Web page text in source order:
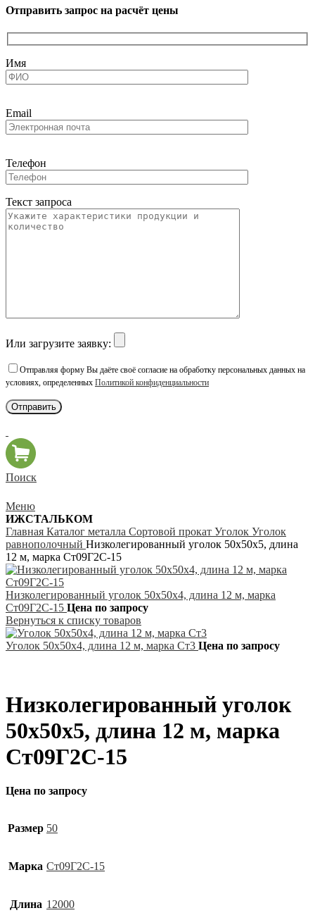
Отправить запрос на расчёт цены
Имя
Email
Телефон
Текст запроса
Или загрузите заявку:
Отправляя форму Вы даёте своё согласие на обработку персональных данных на
условиях, определенных Политикой конфиденциальности
Поиск
Меню
ИЖСТАЛЬКОМ
Главная Каталог металла Сортовой прокат Уголок Уголок
равнополочный Низколегированный уголок 50х50х5, длина
12 м, марка Ст09Г2С-15
Низколегированный уголок 50х50х4, длина 12 м, марка
Ст09Г2С-15 Цена по запросу
Вернуться к списку товаров
Уголок 50х50х4, длина 12 м, марка Ст3 Цена по запросу
Низколегированный уголок
50х50х5, длина 12 м, марка
Ст09Г2С-15
Цена по запросу
Размер 50
Марка Ст09Г2С-15
Длина 12000